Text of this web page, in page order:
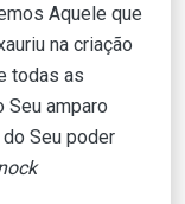
Aquele que
na criação
todas as
Seu amparo
Seu poder